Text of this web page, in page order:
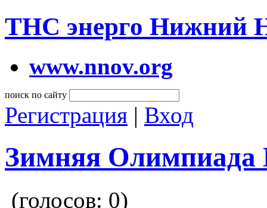
ТНС энерго Нижний
www.nnov.org
поиск по сайту
Регистрация | Вход
Зимняя Олимпиада
(голосов: 0)